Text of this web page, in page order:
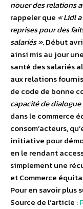
nouer des relations
rappeler que « Lidl
reprises pour des
salariés ». Début
ainsi mis au jour
santé des salariés
aux relations
de code de bonne
capacité de dialogue
dans le commerce
consom’acteurs,
initiative pour
en le rendant
simplement une
et Commerce
Pour en savoir plus
Source de l’article :